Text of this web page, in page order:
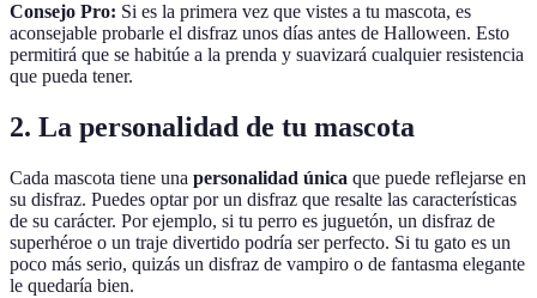
Consejo Pro: Si es la primera vez que vistes a tu mascota, es
aconsejable probarle el disfraz unos días antes de Halloween. Esto
permitirá que se habitúe a la prenda y suavizará cualquier resistencia
que pueda tener.
2. La personalidad de tu mascota
Cada mascota tiene una personalidad única que puede reflejarse en
su disfraz. Puedes optar por un disfraz que resalte las características
de su carácter. Por ejemplo, si tu perro es juguetón, un disfraz de
superhéroe o un traje divertido podría ser perfecto. Si tu gato es un
poco más serio, quizás un disfraz de vampiro o de fantasma elegante
le quedaría bien.